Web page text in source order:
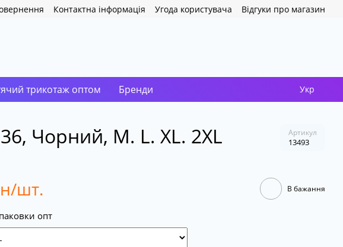
Контактна інформація Угода користувача Відгуки про магазин
трикотаж оптом Бренди Укр
Чорний, M. L. XL. 2XL Артикул
13493
шт. В бажання
опт